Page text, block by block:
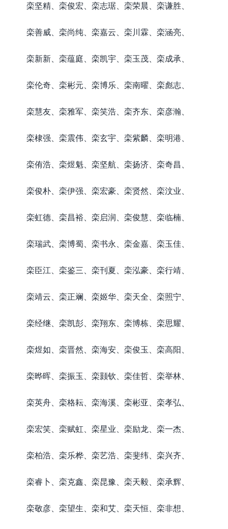
栾坚精、栾俊宏、栾志琚、栾荣晨、栾谦胜、
栾善威、栾尚纯、栾嘉云、栾川霖、栾涵亮、
栾新新、栾蕴庭、栾凯宇、栾玉茂、栾成承、
栾伦奇、栾彬元、栾博乐、栾南曜、栾彪志、
栾慧友、栾雅军、栾笑浩、栾齐东、栾彦瀚、
栾棣强、栾震伟、栾玄宇、栾紫麟、栾明港、
栾侑浩、栾煜魁、栾坚航、栾扬济、栾奇昌、
栾俊朴、栾伊强、栾宏豪、栾贤然、栾汶业、
栾虹德、栾昌裕、栾启润、栾俊慧、栾临楠、
栾瑞武、栾博蜀、栾书永、栾金嘉、栾玉佳、
栾臣江、栾鉴三、栾刊夏、栾泓豪、栾行靖、
栾靖云、栾正斓、栾姬华、栾天全、栾照宁、
栾经继、栾凯彭、栾翔东、栾博栋、栾思耀、
栾煜如、栾晋然、栾海安、栾俊玉、栾高阳、
栾晔晖、栾振玉、栾颢钦、栾佳哲、栾举林、
栾英舟、栾格耘、栾海溪、栾彬亚、栾孝弘、
栾宏笑、栾赋虹、栾星业、栾励龙、栾一杰、
栾柏浩、栾乐桦、栾艺浩、栾斐纬、栾兴齐、
栾睿卜、栾克鑫、栾昆豫、栾天毅、栾承辉、
栾敬彦、栾望生、栾和艾、栾天恒、栾非想、